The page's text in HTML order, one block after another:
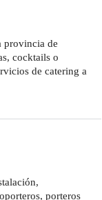
provincia de
cocktails o
de catering a
porteros